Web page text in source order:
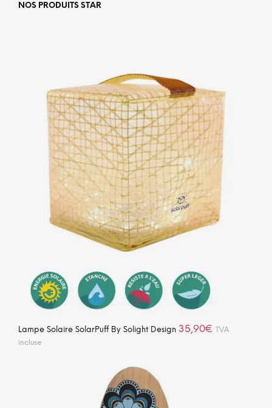
NOS PRODUITS STAR
Lampe Solaire SolarPuff By Solight Design 35,90€ TVA
incluse